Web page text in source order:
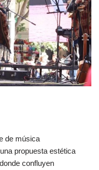
de música
propuesta estética
confluyen